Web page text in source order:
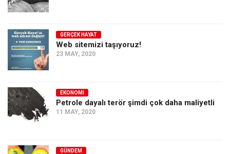
Spor
Sağlık
Gıda-Beslenme
Türkiye
Siyaset
Dünya
GERÇEK HAYAT
Web sitemizi taşıyoruz!
23 MAY, 2020
EKONOMI
Petrole dayalı terör şimdi çok daha maliyetli
11 MAY, 2020
GÜNDEM